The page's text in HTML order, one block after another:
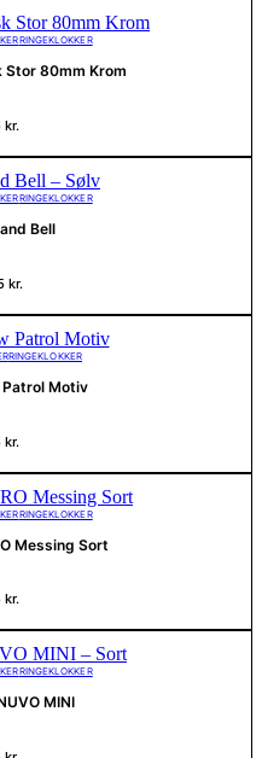
RINGEKLOKKER
80mm Krom
kr.
RINGEKLOKKER
Bell
kr.
RINGEKLOKKER
Patrol Motiv
kr.
RINGEKLOKKER
Messing Sort
kr.
RINGEKLOKKER
MINI